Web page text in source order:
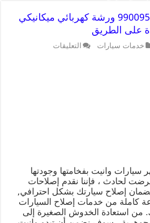
كراج وانيت 99009551 ورشة كهربائي ميكانيكي
على الطريق
خدمات سيارات التعليقات
سيارات وانيت بفخامتها وجودتها
لحادث ، فإننا نقدم إصلاحات
إصلاح سيارتك بشكل احترافي,
كاملة من خدمات إصلاح السيارات
من استعادة الخدوش الصغيرة إلى